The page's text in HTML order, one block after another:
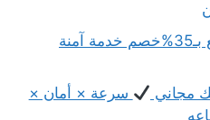
نقل عفش من مكة الى ينبع بـ35%خصم خدمة آمنة
مجاني
سرعة × أمان ×